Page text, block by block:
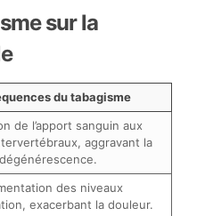
sur la
du tabagisme
de l’apport sanguin aux
aggravant la
dégénérescence.
des niveaux
exacerbant la douleur.